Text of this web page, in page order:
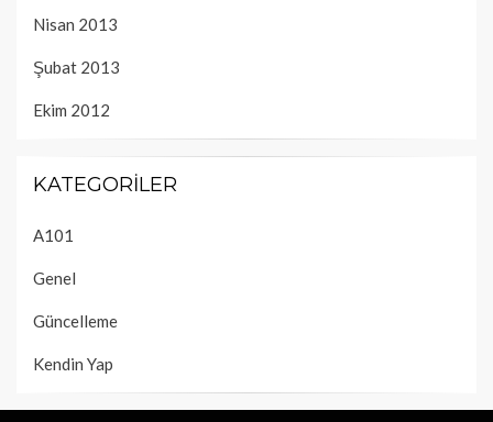
Nisan 2013
Şubat 2013
Ekim 2012
KATEGORILER
A101
Genel
Güncelleme
Kendin Yap